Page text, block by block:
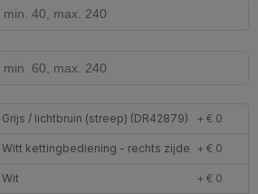
Grijs / lichtbruin (streep) (DR42879) + € 0
Witt kettingbediening - rechts zijde + € 0
Wit
+ € 0